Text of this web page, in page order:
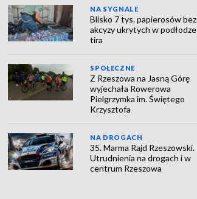
NA SYGNALE
Blisko 7 tys. papierosów bez
akcyzy ukrytych w podłodze
tira
SPOŁECZNE
Z Rzeszowa na Jasną Górę
wyjechała Rowerowa
Pielgrzymka im. Świętego
Krzysztofa
NA DROGACH
35. Marma Rajd Rzeszowski.
Utrudnienia na drogach i w
centrum Rzeszowa